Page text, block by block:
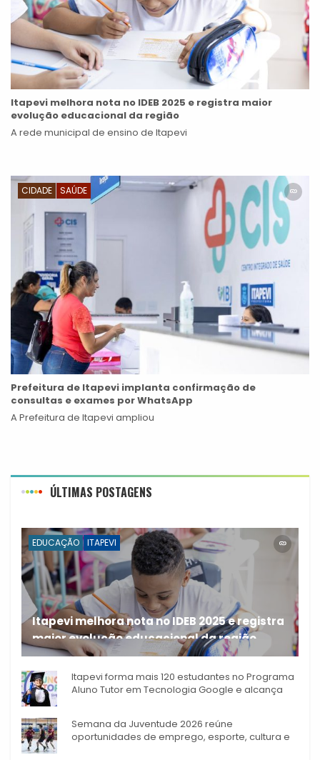
Itapevi melhora nota no IDEB 2025 e registra maior
evolução educacional da região
A rede municipal de ensino de Itapevi
CIDADE SAÚDE
Prefeitura de Itapevi implanta confirmação de
consultas e exames por WhatsApp
A Prefeitura de Itapevi ampliou
ÚLTIMAS POSTAGENS
EDUCAÇÃO ITAPEVI
Itapevi melhora nota no IDEB 2025 e registra
maior evolução educacional da região
A rede municipal de ensino
Itapevi forma mais 120 estudantes no Programa
Aluno Tutor em Tecnologia Google e alcança
Semana da Juventude 2026 reúne
oportunidades de emprego, esporte, cultura e